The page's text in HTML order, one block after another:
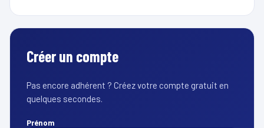
Créer un compte
Pas encore adhérent ? Créez votre compte gratuit en
quelques secondes.
Prénom